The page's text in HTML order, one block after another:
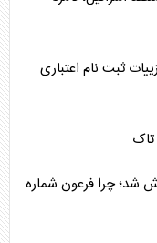
ثبت نام اعتباری
تاک
شد؛ چرا فرعون شماره